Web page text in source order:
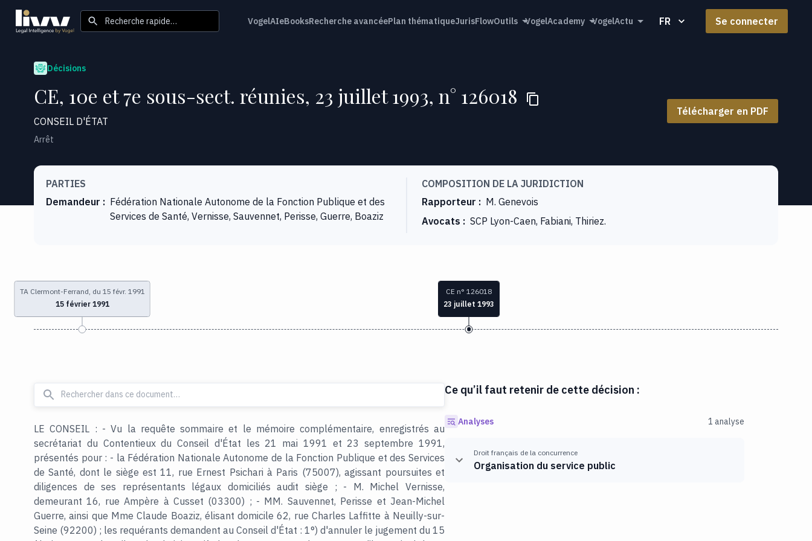
Recherche rapide… VogelAIeBooksRecherche avancéePlan thématiqueJurisFlowOutils VogelAcademy VogelActu FR Se connecter
Décisions
CE, 10e et 7e sous-sect. réunies, 23 juillet 1993, n° 126018
CONSEIL D'ÉTAT
Télécharger en PDF
Arrêt
PARTIES
Demandeur : Fédération Nationale Autonome de la Fonction Publique et des
Services de Santé, Vernisse, Sauvennet, Perisse, Guerre, Boaziz
COMPOSITION DE LA JURIDICTION
Rapporteur : M. Genevois
Avocats : SCP Lyon-Caen, Fabiani, Thiriez.
TA Clermont-Ferrand, du 15 févr. 1991
15 février 1991
CE n° 126018
23 juillet 1993
LE CONSEIL : - Vu la requête sommaire et le mémoire complémentaire, enregistrés au
secrétariat du Contentieux du Conseil d'État les 21 mai 1991 et 23 septembre 1991,
présentés pour : - la Fédération Nationale Autonome de la Fonction Publique et des Services
de Santé, dont le siège est 11, rue Ernest Psichari à Paris (75007), agissant poursuites et
diligences de ses représentants légaux domiciliés audit siège ; - M. Michel Vernisse,
demeurant 16, rue Ampère à Cusset (03300) ; - MM. Sauvennet, Perisse et Jean-Michel
Guerre, ainsi que Mme Claude Boaziz, élisant domicile 62, rue Charles Laffitte à Neuilly-sur-
Seine (92200) ; les requérants demandent au Conseil d'État : 1°) d'annuler le jugement du 15
Ce qu’il faut retenir de cette décision :
Analyses 1 analyse
Droit français de la concurrence
Organisation du service public